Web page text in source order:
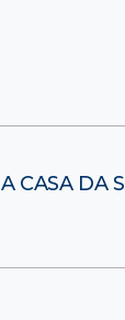
A CASA DA